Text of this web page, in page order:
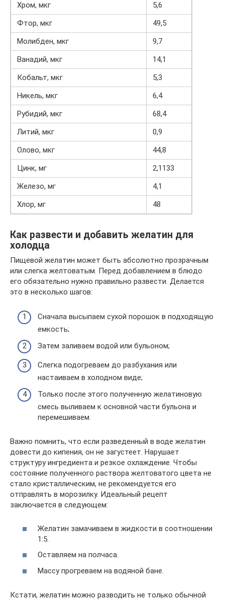
Хром, мкг
5,6
Фтор, мкг
49,5
Молибден, мкг
9,7
Ванадий, мкг
14,1
Кобальт, мкг
5,3
Никель, мкг
6,4
Рубидий, мкг
68,4
Литий, мкг
0,9
Олово, мкг
44,8
Цинк, мг
2,1133
Железо, мг
4,1
Хлор, мг
48
Как развести и добавить желатин для
холодца
Пищевой желатин может быть абсолютно прозрачным
или слегка желтоватым. Перед добавлением в блюдо
его обязательно нужно правильно развести. Делается
это в несколько шагов:
Сначала высыпаем сухой порошок в подходящую
емкость;
Затем заливаем водой или бульоном;
Слегка подогреваем до разбухания или
настаиваем в холодном виде;
Только после этого полученную желатиновую
смесь выливаем к основной части бульона и
перемешиваем.
Важно помнить, что если разведенный в воде желатин
довести до кипения, он не загустеет. Нарушает
структуру ингредиента и резкое охлаждение. Чтобы
состояние полученного раствора желтоватого цвета не
стало кристаллическим, не рекомендуется его
отправлять в морозилку. Идеальный рецепт
заключается в следующем:
Желатин замачиваем в жидкости в соотношении
1:5.
Оставляем на полчаса.
Массу прогреваем на водяной бане.
Кстати, желатин можно разводить не только обычной